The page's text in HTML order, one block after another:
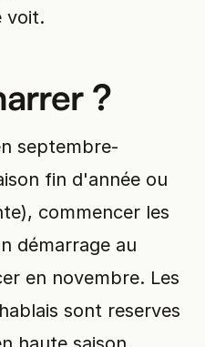
voit.
?
septembre-
fin d'année ou
commencer les
démarrage au
en novembre. Les
sont reserves